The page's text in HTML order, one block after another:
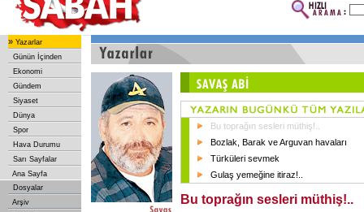
» Yazarlar
Günün İçinden
Ekonomi
Gündem
Siyaset
Dünya
Spor
Hava Durumu
Sarı Sayfalar
Ana Sayfa
Dosyalar
Arşiv
Bu toprağın sesleri müthiş!..
Bozlak, Barak ve Arguvan havaları
Türküleri sevmek
Gulaş yemeğine itiraz!..
Bu toprağın sesleri müthiş!..